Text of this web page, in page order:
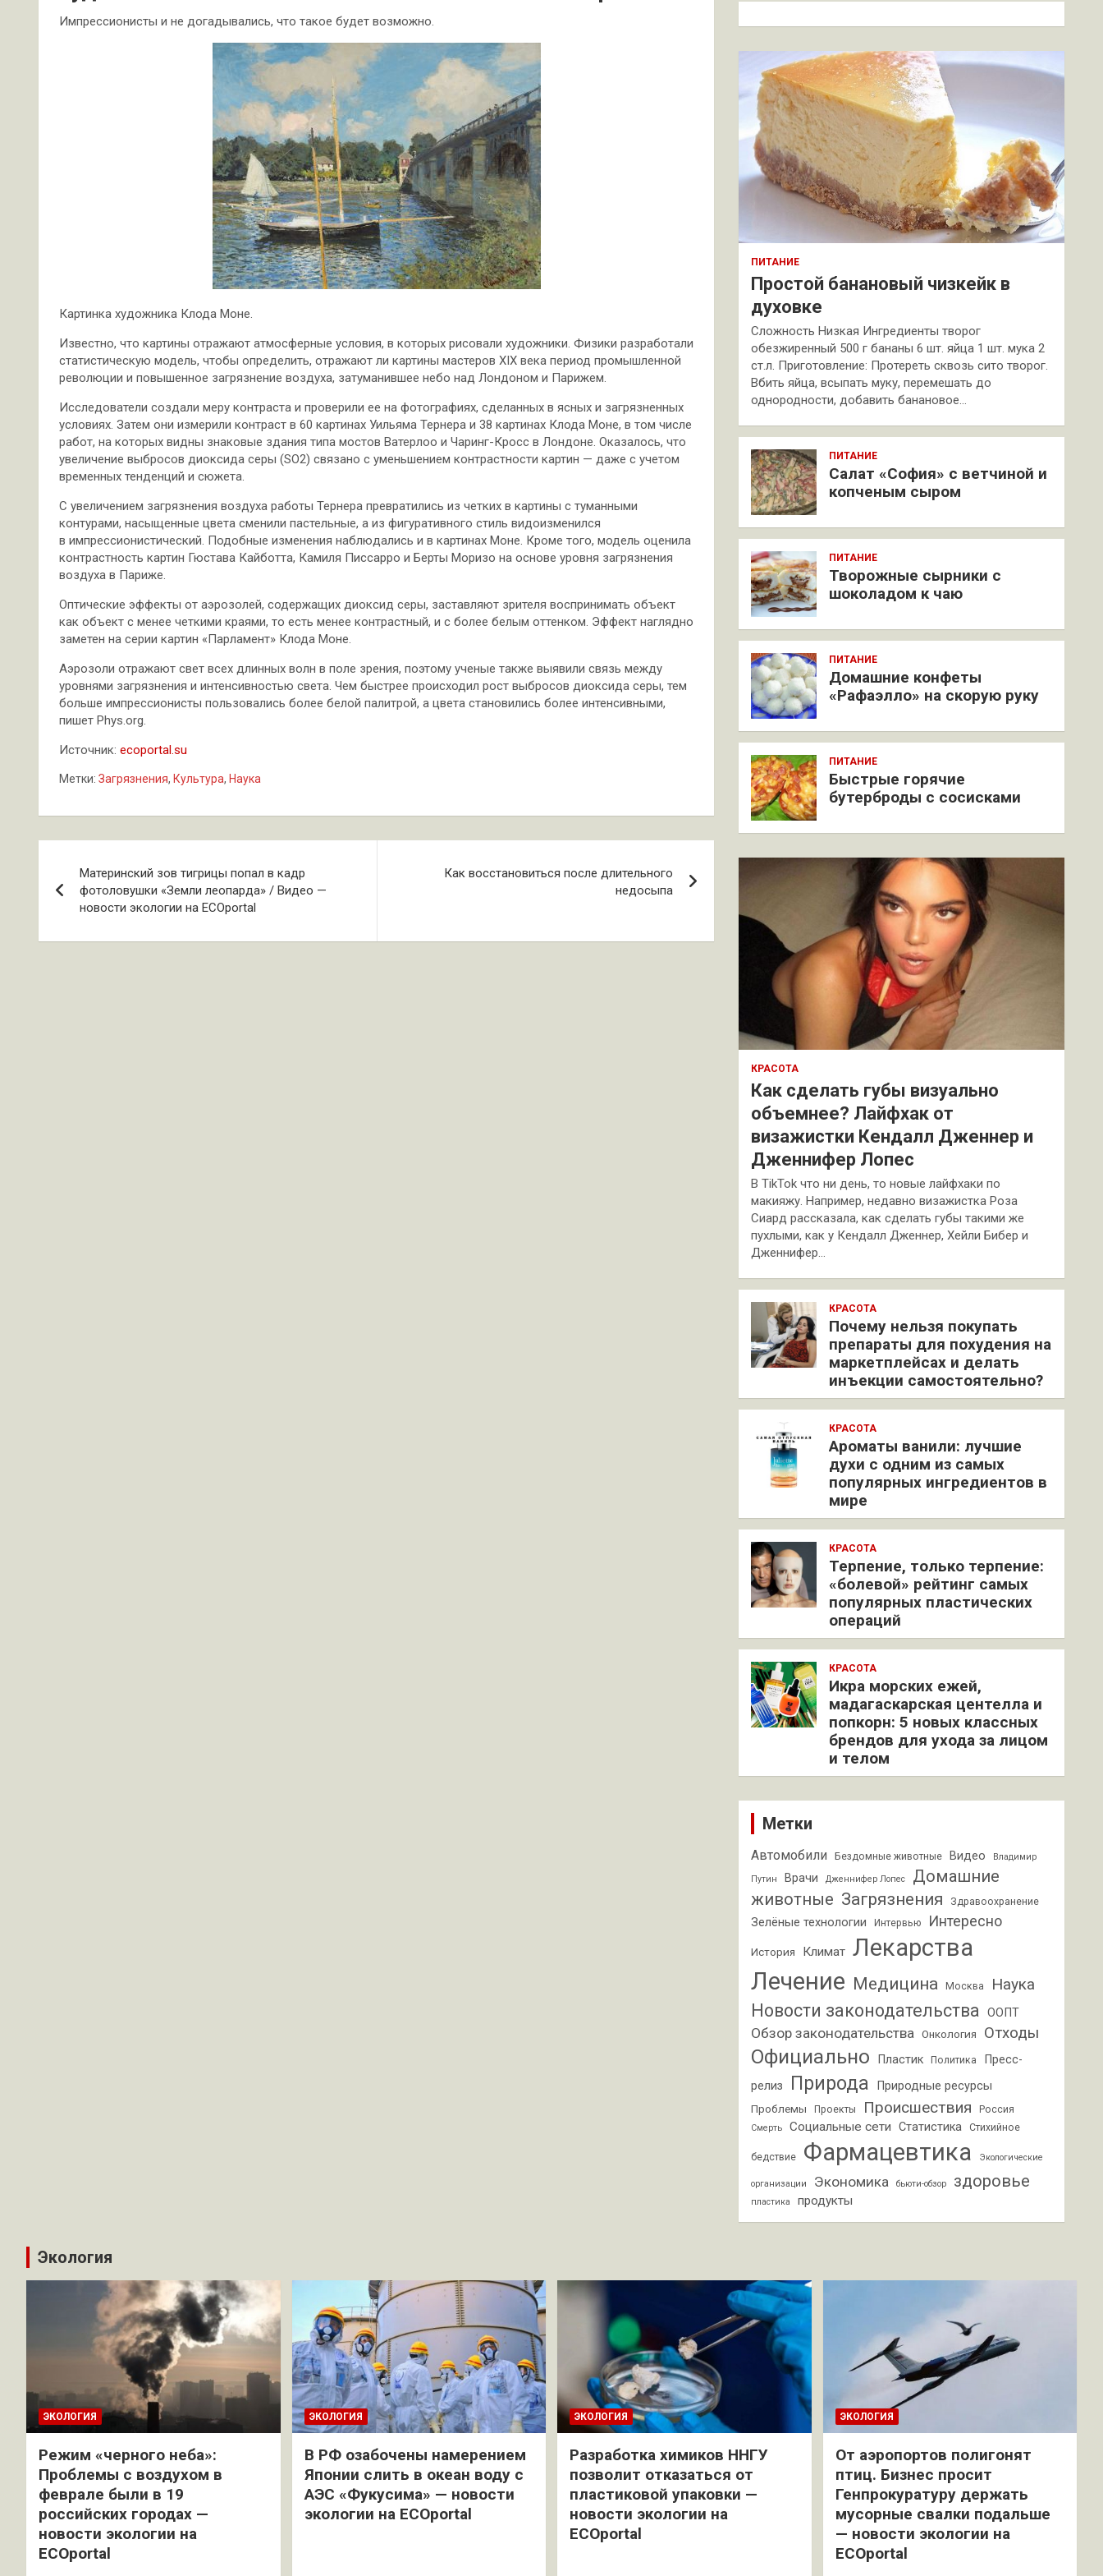
Импрессионисты и не догадывались, что такое будет возможно.
Картинка художника Клода Моне.
Известно, что картины отражают атмосферные условия, в которых рисовали художники. Физики разработали
статистическую модель, чтобы определить, отражают ли картины мастеров XIX века период промышленной
революции и повышенное загрязнение воздуха, затуманившее небо над Лондоном и Парижем.
Исследователи создали меру контраста и проверили ее на фотографиях, сделанных в ясных и загрязненных
условиях. Затем они измерили контраст в 60 картинах Уильяма Тернера и 38 картинах Клода Моне, в том числе
работ, на которых видны знаковые здания типа мостов Ватерлоо и Чаринг-Кросс в Лондоне. Оказалось, что
увеличение выбросов диоксида серы (SO2) связано с уменьшением контрастности картин — даже с учетом
временных тенденций и сюжета.
С увеличением загрязнения воздуха работы Тернера превратились из четких в картины с туманными
контурами, насыщенные цвета сменили пастельные, а из фигуративного стиль видоизменился
в импрессионистический. Подобные изменения наблюдались и в картинах Моне. Кроме того, модель оценила
контрастность картин Гюстава Кайботта, Камиля Писсарро и Берты Моризо на основе уровня загрязнения
воздуха в Париже.
Оптические эффекты от аэрозолей, содержащих диоксид серы, заставляют зрителя воспринимать объект
как объект с менее четкими краями, то есть менее контрастный, и с более белым оттенком. Эффект наглядно
заметен на серии картин «Парламент» Клода Моне.
Аэрозоли отражают свет всех длинных волн в поле зрения, поэтому ученые также выявили связь между
уровнями загрязнения и интенсивностью света. Чем быстрее происходил рост выбросов диоксида серы, тем
больше импрессионисты пользовались более белой палитрой, а цвета становились более интенсивными,
пишет Phys.org.
Источник: ecoportal.su
Метки: Загрязнения, Культура, Наука
по
Материнский зов тигрицы попал в кадр
фотоловушки «Земли леопарда» / Видео —
новости экологии на ECOportal
Как восстановиться после длительного
недосыпа
к
ПИТАНИЕ
Простой банановый чизкейк в
духовке
Сложность Низкая Ингредиенты творог
обезжиренный 500 г бананы 6 шт. яйца 1 шт. мука 2
ст.л. Приготовление: Протереть сквозь сито творог.
Вбить яйца, всыпать муку, перемешать до
однородности, добавить банановое…
ПИТАНИЕ
Салат «София» с ветчиной и
копченым сыром
ПИТАНИЕ
Творожные сырники с
шоколадом к чаю
ПИТАНИЕ
Домашние конфеты
«Рафаэлло» на скорую руку
ПИТАНИЕ
Быстрые горячие
бутерброды с сосисками
КРАСОТА
Как сделать губы визуально
объемнее? Лайфхак от
визажистки Кендалл Дженнер и
Дженнифер Лопес
В TikTok что ни день, то новые лайфхаки по
макияжу. Например, недавно визажистка Роза
Сиард рассказала, как сделать губы такими же
пухлыми, как у Кендалл Дженнер, Хейли Бибер и
Дженнифер…
КРАСОТА
Почему нельзя покупать
препараты для похудения на
маркетплейсах и делать
инъекции самостоятельно?
КРАСОТА
Ароматы ванили: лучшие
духи с одним из самых
популярных ингредиентов в
мире
КРАСОТА
Терпение, только терпение:
«болевой» рейтинг самых
популярных пластических
операций
КРАСОТА
Икра морских ежей,
мадагаскарская центелла и
попкорн: 5 новых классных
брендов для ухода за лицом
и телом
Метки
Автомобили Бездомные животные Видео Владимир
Путин Врачи Дженнифер Лопес
Домашние
животные Загрязнения Здравоохранение
Зелёные технологии Интервью Интересно
История Климат Лекарства
Лечение Медицина Москва Наука
Новости законодательства ООПТ
Обзор законодательства Онкология Отходы
Официально Пластик Политика
Пресс-
релиз
Природа Природные ресурсы
Проблемы Проекты Происшествия Россия
Смерть Социальные сети Статистика Стихийное
бедствие Фармацевтика Экологические
организации Экономика бьюти-обзор здоровье
пластика продукты
Экология
ЭКОЛОГИЯ
Режим «черного неба»:
Проблемы с воздухом в
феврале были в 19
российских городах —
новости экологии на
ECOportal
ЭКОЛОГИЯ
В РФ озабочены намерением
Японии слить в океан воду с
АЭС «Фукусима» — новости
экологии на ECOportal
ЭКОЛОГИЯ
Разработка химиков ННГУ
позволит отказаться от
пластиковой упаковки —
новости экологии на
ECOportal
ЭКОЛОГИЯ
От аэропортов полигонят
птиц. Бизнес просит
Генпрокуратуру держать
мусорные свалки подальше
— новости экологии на
ECOportal